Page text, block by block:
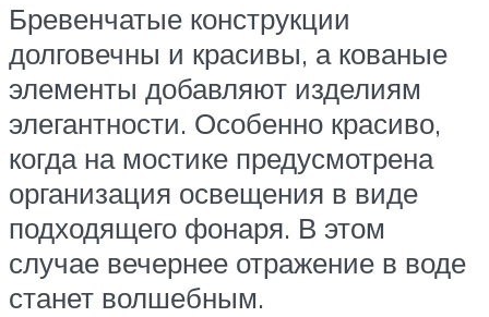
Бревенчатые конструкции
долговечны и красивы, а кованые
элементы добавляют изделиям
элегантности. Особенно красиво,
когда на мостике предусмотрена
организация освещения в виде
подходящего фонаря. В этом
случае вечернее отражение в воде
станет волшебным.